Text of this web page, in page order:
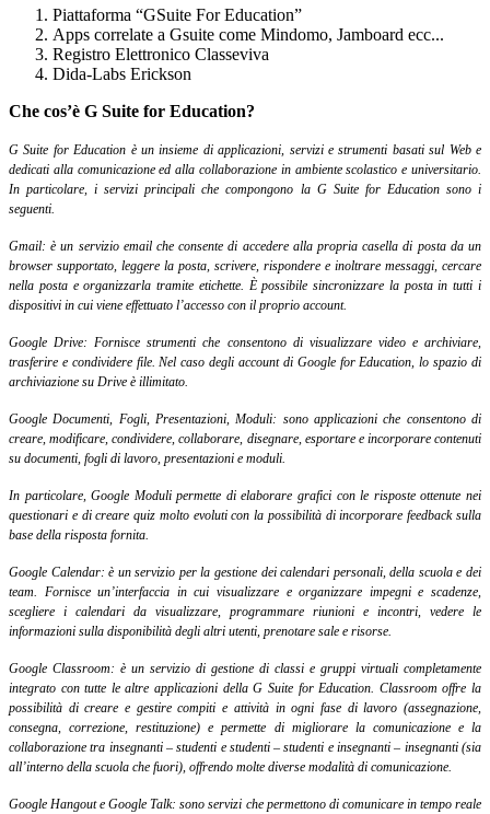
Piattaforma “GSuite For Education”
Apps correlate a Gsuite come Mindomo, Jamboard ecc...
Registro Elettronico Classeviva
Dida-Labs Erickson
Che cos’è G Suite for Education?
G Suite for Education è un insieme di applicazioni, servizi e strumenti basati sul Web e
dedicati alla comunicazione ed alla collaborazione in ambiente scolastico e universitario.
In particolare, i servizi principali che compongono la G Suite for Education sono i
seguenti.
Gmail: è un servizio email che consente di accedere alla propria casella di posta da un
browser supportato, leggere la posta, scrivere, rispondere e inoltrare messaggi, cercare
nella posta e organizzarla tramite etichette. È possibile sincronizzare la posta in tutti i
dispositivi in cui viene effettuato l’accesso con il proprio account.
Google Drive: Fornisce strumenti che consentono di visualizzare video e archiviare,
trasferire e condividere file. Nel caso degli account di Google for Education, lo spazio di
archiviazione su Drive è illimitato.
Google Documenti, Fogli, Presentazioni, Moduli: sono applicazioni che consentono di
creare, modificare, condividere, collaborare, disegnare, esportare e incorporare contenuti
su documenti, fogli di lavoro, presentazioni e moduli.
In particolare, Google Moduli permette di elaborare grafici con le risposte ottenute nei
questionari e di creare quiz molto evoluti con la possibilità di incorporare feedback sulla
base della risposta fornita.
Google Calendar: è un servizio per la gestione dei calendari personali, della scuola e dei
team. Fornisce un’interfaccia in cui visualizzare e organizzare impegni e scadenze,
scegliere i calendari da visualizzare, programmare riunioni e incontri, vedere le
informazioni sulla disponibilità degli altri utenti, prenotare sale e risorse.
Google Classroom: è un servizio di gestione di classi e gruppi virtuali completamente
integrato con tutte le altre applicazioni della G Suite for Education. Classroom offre la
possibilità di creare e gestire compiti e attività in ogni fase di lavoro (assegnazione,
consegna, correzione, restituzione) e permette di migliorare la comunicazione e la
collaborazione tra insegnanti – studenti e studenti – studenti e insegnanti – insegnanti (sia
all’interno della scuola che fuori), offrendo molte diverse modalità di comunicazione.
Google Hangout e Google Talk: sono servizi che permettono di comunicare in tempo reale